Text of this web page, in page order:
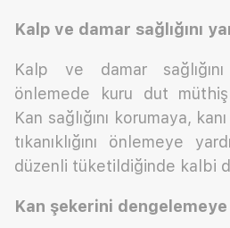
Kalp ve damar sağlığını
Kalp ve damar
önlemede kuru dut
Kan sağlığını korumaya,
tıkanıklığını önlemeye
düzenli tüketildiğinde kalbi
Kan şekerini